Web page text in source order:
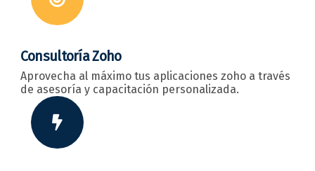
Consultoría Zoho
Aprovecha al máximo tus aplicaciones zoho a través
de asesoría y capacitación personalizada.